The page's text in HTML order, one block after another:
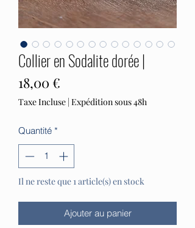
Collier en Sodalite dorée |
18,00 €
Taxe Incluse | Expédition sous 48h
Quantité *
Il ne reste que 1 article(s) en stock
Ajouter au panier